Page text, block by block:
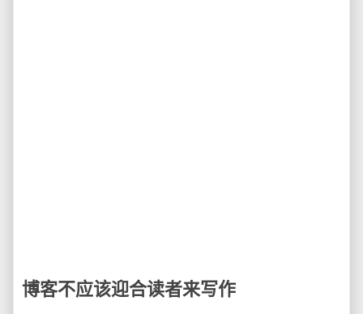
博客不应该迎合读者来写作